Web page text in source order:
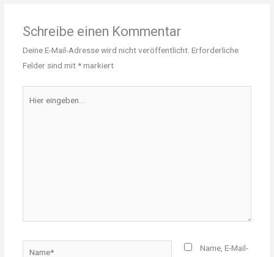
Schreibe einen Kommentar
Deine E-Mail-Adresse wird nicht veröffentlicht. Erforderliche
Felder sind mit*markiert
eingeben…
Name, E-Mail-